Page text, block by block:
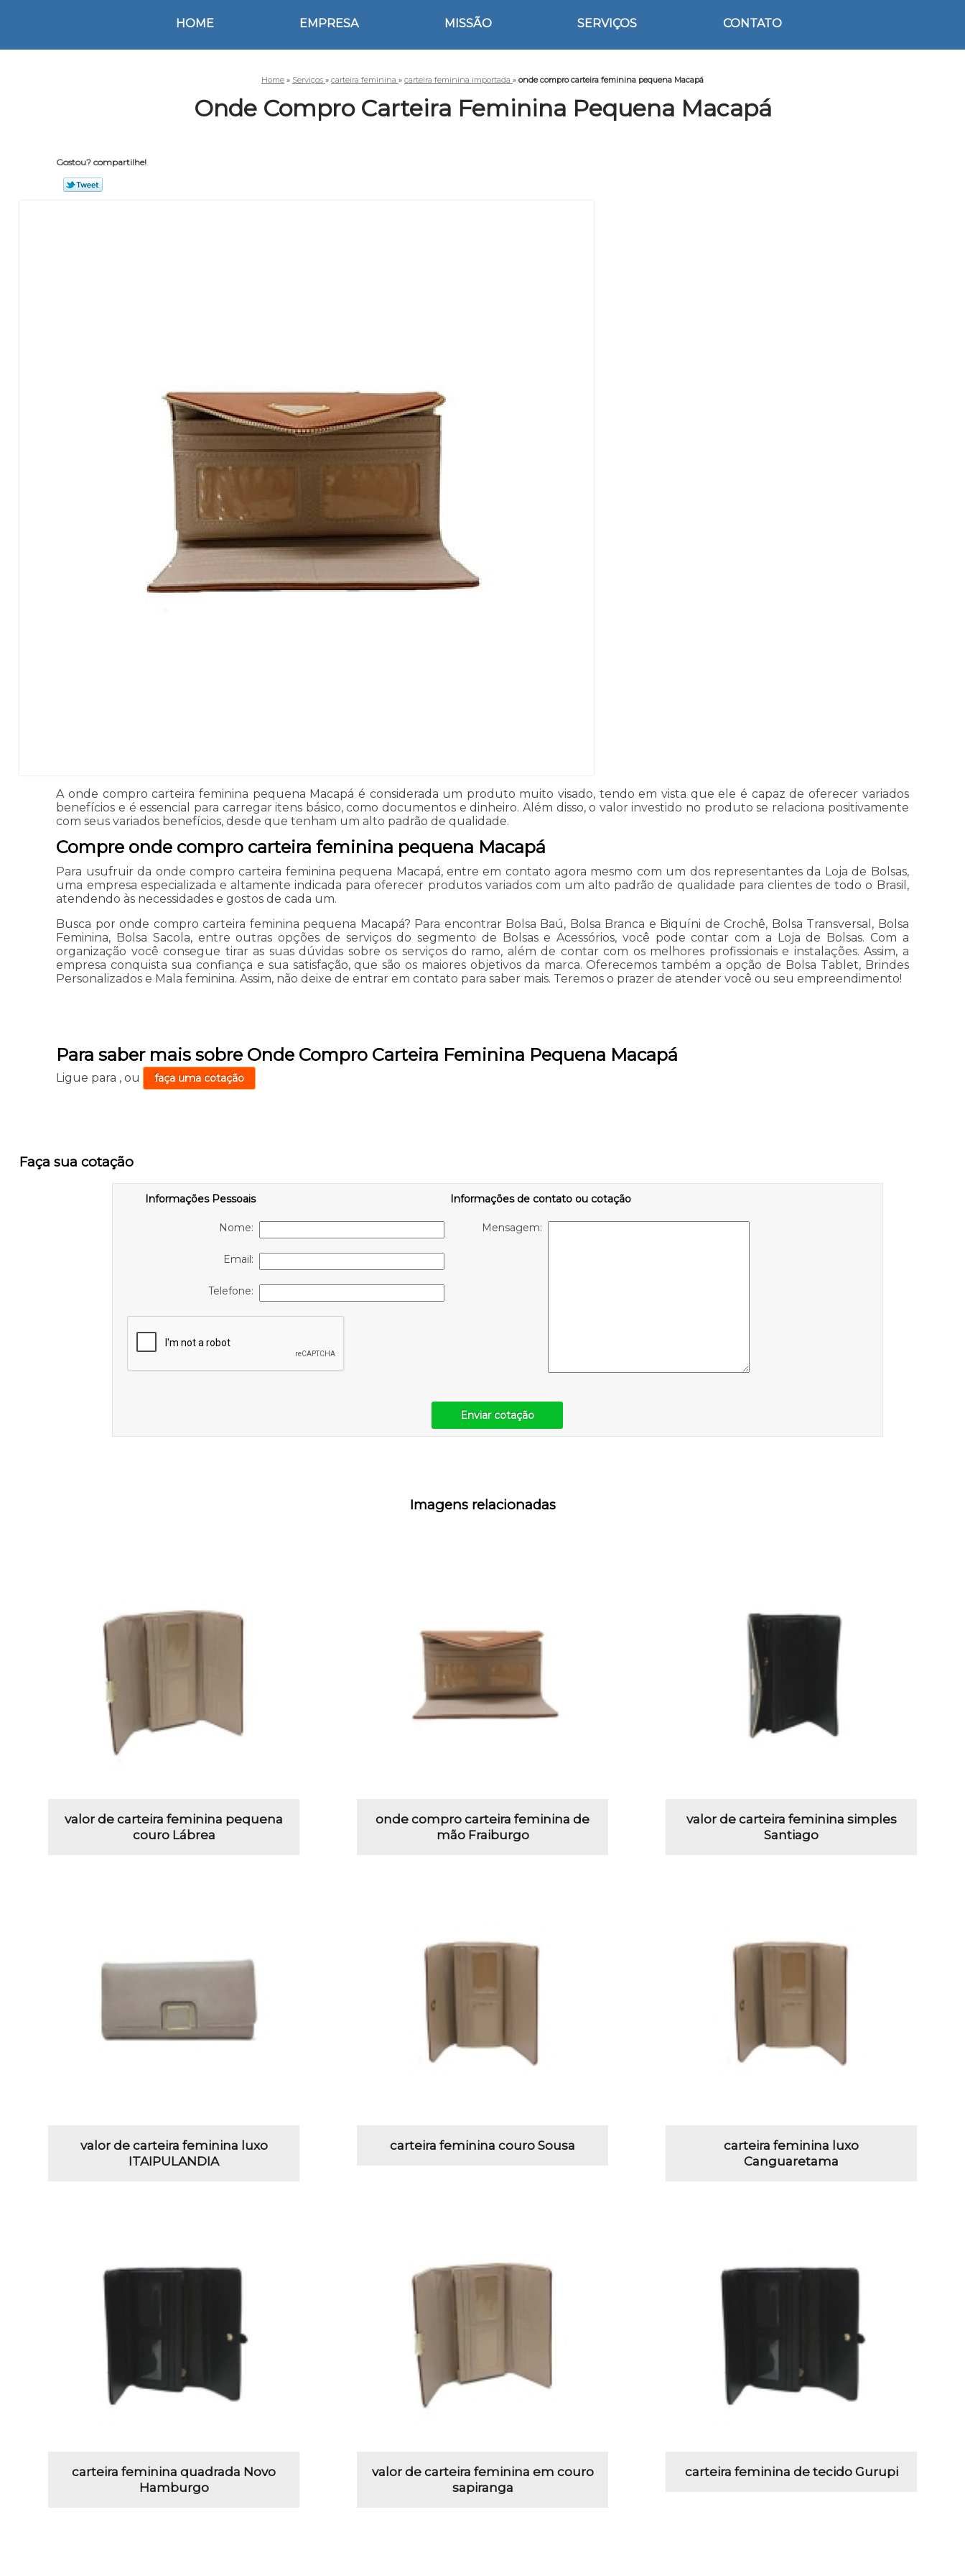
HOME EMPRESA MISSÃO SERVIÇOS CONTATO
Home » Serviços » carteira feminina » carteira feminina importada » onde compro carteira feminina pequena Macapá
Onde Compro Carteira Feminina Pequena Macapá
Gostou? compartilhe!
A onde compro carteira feminina pequena Macapá é considerada um produto muito visado, tendo em vista que ele é capaz de oferecer variados
benefícios e é essencial para carregar itens básico, como documentos e dinheiro. Além disso, o valor investido no produto se relaciona positivamente
com seus variados benefícios, desde que tenham um alto padrão de qualidade.
Compre onde compro carteira feminina pequena Macapá
Para usufruir da onde compro carteira feminina pequena Macapá, entre em contato agora mesmo com um dos representantes da Loja de Bolsas,
uma empresa especializada e altamente indicada para oferecer produtos variados com um alto padrão de qualidade para clientes de todo o Brasil,
atendendo às necessidades e gostos de cada um.
Busca por onde compro carteira feminina pequena Macapá? Para encontrar Bolsa Baú, Bolsa Branca e Biquíni de Crochê, Bolsa Transversal, Bolsa
Feminina, Bolsa Sacola, entre outras opções de serviços do segmento de Bolsas e Acessórios, você pode contar com a Loja de Bolsas. Com a
organização você consegue tirar as suas dúvidas sobre os serviços do ramo, além de contar com os melhores profissionais e instalações. Assim, a
empresa conquista sua confiança e sua satisfação, que são os maiores objetivos da marca. Oferecemos também a opção de Bolsa Tablet, Brindes
Personalizados e Mala feminina. Assim, não deixe de entrar em contato para saber mais. Teremos o prazer de atender você ou seu empreendimento!
Para saber mais sobre Onde Compro Carteira Feminina Pequena Macapá
Ligue para ,ou faça uma cotação
Faça sua cotação
Informações Pessoais
Nome:
Email:
Telefone:
Informações de contato ou cotação
Mensagem:
Enviar cotação
Imagens relacionadas
valor de carteira feminina pequena
couro Lábrea
onde compro carteira feminina de
mão Fraiburgo
valor de carteira feminina simples
Santiago
valor de carteira feminina luxo
ITAIPULANDIA
carteira feminina couro Sousa
carteira feminina luxo
Canguaretama
carteira feminina quadrada Novo
Hamburgo
valor de carteira feminina em couro
sapiranga
carteira feminina de tecido Gurupi